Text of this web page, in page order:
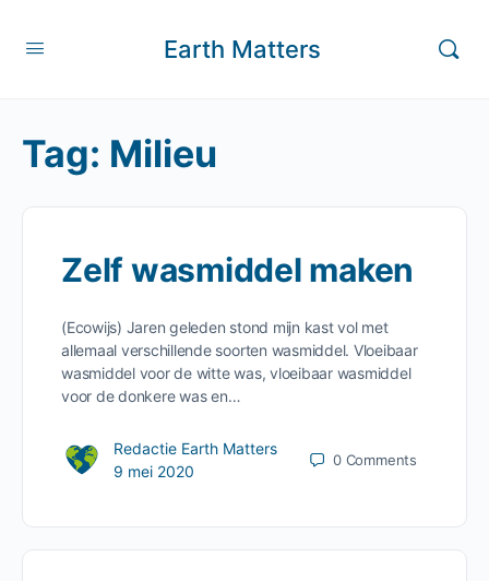
Earth Matters
Tag: Milieu
Zelf wasmiddel maken
(Ecowijs) Jaren geleden stond mijn kast vol met
allemaal verschillende soorten wasmiddel. Vloeibaar
wasmiddel voor de witte was, vloeibaar wasmiddel
voor de donkere was en…
Redactie Earth Matters
9 mei 2020
0 Comments